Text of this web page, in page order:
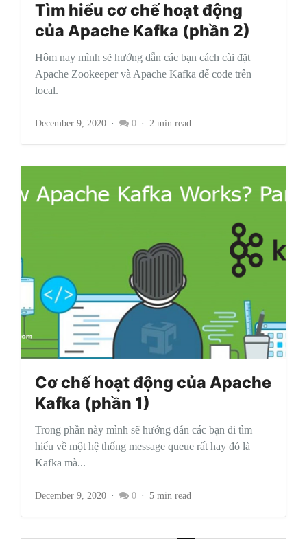
Tìm hiểu cơ chế hoạt động
của Apache Kafka (phần 2)
Hôm nay mình sẽ hướng dẫn các bạn cách cài đặt
Apache Zookeeper và Apache Kafka để code trên
local.
December 9, 2020 0 2 min read
Cơ chế hoạt động của Apache
Kafka (phần 1)
Trong phần này mình sẽ hướng dẫn các bạn đi tìm
hiểu về một hệ thống message queue rất hay đó là
Kafka mà...
December 9, 2020 0 5 min read